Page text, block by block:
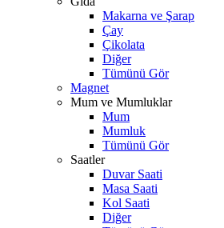
Makarna ve Şarap
Çay
Çikolata
Diğer
Tümünü Gör
Magnet
Mum ve Mumluklar
Mum
Mumluk
Tümünü Gör
Saatler
Duvar Saati
Masa Saati
Kol Saati
Diğer